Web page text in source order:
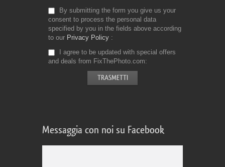
By submitting the form you give us your
consent to process the personal data
specified by you in the fields above according
to our Privacy Policy
I agree to be updated with special offers
and deals from FixThePhoto.com
Messaggia con noi su Facebook